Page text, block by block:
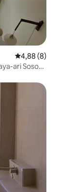
Priemerné
4,88 (8)
ari Soso-